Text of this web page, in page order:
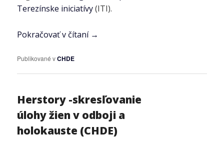
Terezínske iniciatívy(ITI).
Pokračovať v čítaní →
Publikované vCHDE
Herstory -skresľovanie
úlohy žien v odboji a
holokauste (CHDE)